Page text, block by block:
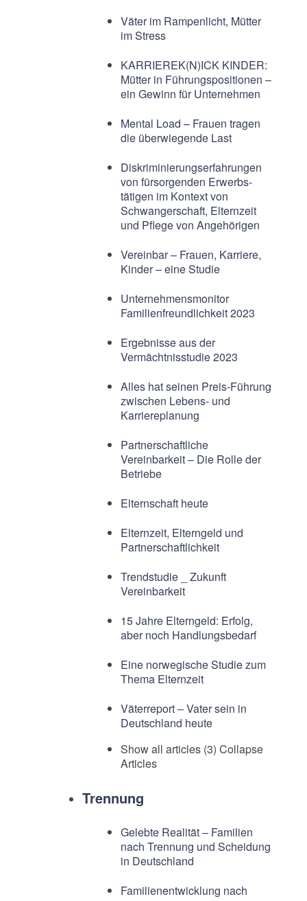
Väter im Rampenlicht, Mütter
im Stress
KARRIEREK(N)ICK KINDER:
Mütter in Führungspositionen –
ein Gewinn für Unternehmen
Mental Load – Frauen tragen
die überwiegende Last
Diskriminierungserfahrungen
von fürsorgenden Erwerbs-
tätigen im Kontext von
Schwangerschaft, Elternzeit
und Pflege von Angehörigen
Vereinbar – Frauen, Karriere,
Kinder – eine Studie
Unternehmensmonitor
Familienfreundlichkeit 2023
Ergebnisse aus der
Vermächtnisstudie 2023
Alles hat seinen Preis-Führung
zwischen Lebens- und
Karriereplanung
Partnerschaftliche
Vereinbarkeit – Die Rolle der
Betriebe
Elternschaft heute
Elternzeit, Elterngeld und
Partnerschaftlichkeit
Trendstudie _ Zukunft
Vereinbarkeit
15 Jahre Elterngeld: Erfolg,
aber noch Handlungsbedarf
Eine norwegische Studie zum
Thema Elternzeit
Väterreport – Vater sein in
Deutschland heute
Show all articles (3) Collapse
Articles
Trennung
Gelebte Realität – Familien
nach Trennung und Scheidung
in Deutschland
Familienentwicklung nach